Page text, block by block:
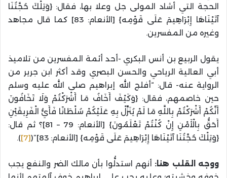
الحجة التي أشاد المولى جل وعلا بها، فقال: {وَتِلْكَ حُجَّتُنَا
آتَيْنَاهَا إِبْرَاهِيمَ عَلَى قَوْمِه} [الأنعام: 83] كما قال مجاهد
وغيره من المفسرين.
يقول الربيع بن أنس البكري -أحد أئمة المفسرين من تلاميذ
أبي العالية الرياحي والحسن البصري وقد أكثر ابن جرير من
الرواية عنه- قال: “أفلج الله إبراهيم صلى الله عليه وسلم
حين خاصمهم، فقال: {وَكَيْفَ أَخَافُ مَا أَشْرَكْتُمْ وَلَا تَخَافُونَ
أَنَّكُمْ أَشْرَكْتُمْ بِاللَّهِ مَا لَمْ يُنَزِّلْ بِهِ عَلَيْكُمْ سُلْطَانًا فَأَيُّ الْفَرِيقَيْنِ
أَحَقُّ بِالْأَمْنِ إِنْ كُنْتُمْ تَعْلَمُونَ} [الأنعام: 79 – 81]؟ ثم قال:
{وَتِلْكَ حُجَّتُنَا آتَيْنَاهَا إِبْرَاهِيمَ عَلَى قَوْمِه} [الأنعام: 83]”(
[7]
).
ووجه القلب هنا: أنهم استدلُّوا بأن مالك الضر والنفع يجب